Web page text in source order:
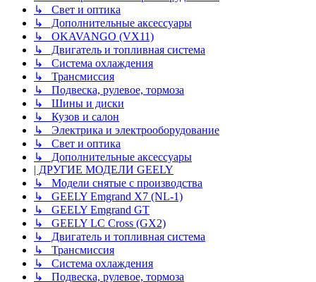
↳ Свет и оптика
↳ Дополнительные аксессуары
↳ OKAVANGO (VX11)
↳ Двигатель и топливная система
↳ Система охлаждения
↳ Трансмиссия
↳ Подвеска, рулевое, тормоза
↳ Шины и диски
↳ Кузов и салон
↳ Электрика и электрооборудование
↳ Свет и оптика
↳ Дополнительные аксессуары
| ДРУГИЕ МОДЕЛИ GEELY
↳ Модели снятые с производства
↳ GEELY Emgrand X7 (NL-1)
↳ GEELY Emgrand GT
↳ GEELY LC Cross (GX2)
↳ Двигатель и топливная система
↳ Трансмиссия
↳ Система охлаждения
↳ Подвеска, рулевое, тормоза